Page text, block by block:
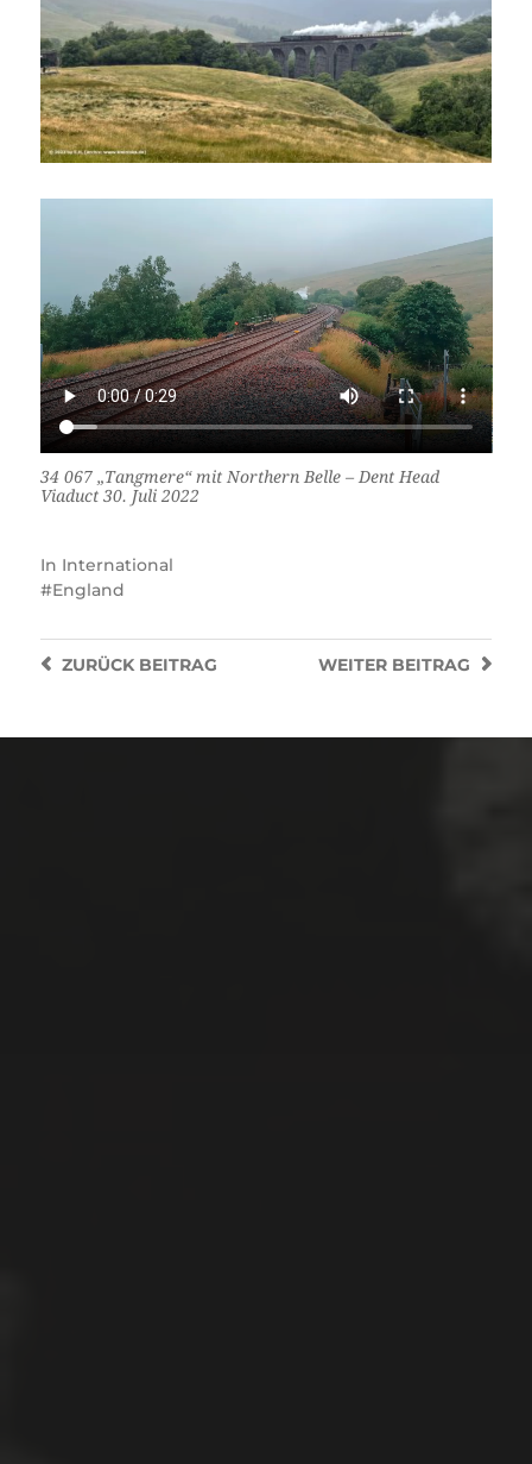
34 067 „Tangmere“ mit Northern Belle – Dent Head
Viaduct 30. Juli 2022
In International
England
WEITER BEITRAG
ZURÜCKBEITRAG